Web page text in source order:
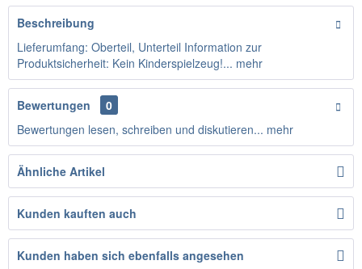
Beschreibung
Lieferumfang: Oberteil, Unterteil Information zur
Produktsicherheit: Kein Kinderspielzeug!... mehr
Bewertungen
0
Bewertungen lesen, schreiben und diskutieren... mehr
Ähnliche Artikel
Kunden kauften auch
Kunden haben sich ebenfalls angesehen